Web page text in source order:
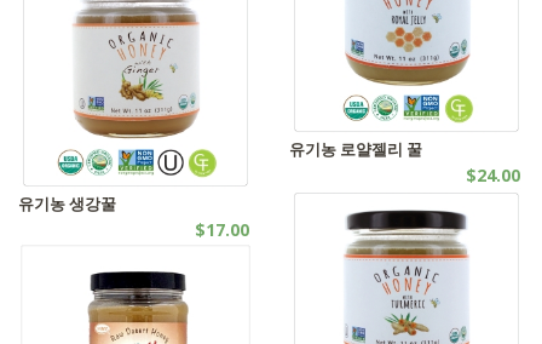
유기농 로얄젤리 꿀
$24.00
꿀제품 | 유기농제품
유기농 생강꿀
$17.00